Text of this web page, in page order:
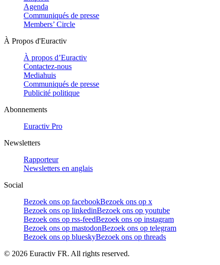
Agenda
Communiqués de presse
Members’ Circle
À Propos d'Euractiv
À propos d’Euractiv
Contactez-nous
Mediahuis
Communiqués de presse
Publicité politique
Abonnements
Euractiv Pro
Newsletters
Rapporteur
Newsletters en anglais
Social
Bezoek ons op facebookBezoek ons op x
Bezoek ons op linkedinBezoek ons op youtube
Bezoek ons op rss-feedBezoek ons op instagram
Bezoek ons op mastodonBezoek ons op telegram
Bezoek ons op blueskyBezoek ons op threads
© 2026 Euractiv FR. All rights reserved.